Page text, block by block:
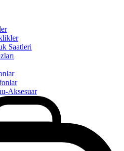
Saatleri
Aksesuar